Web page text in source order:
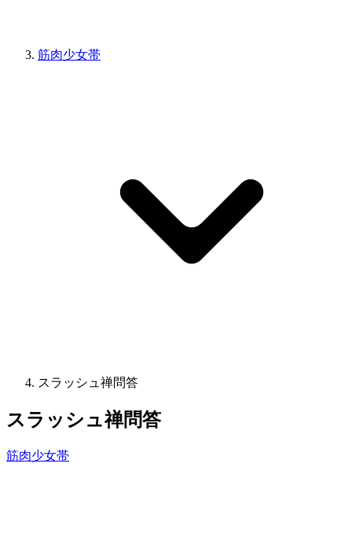
筋肉少女帯
スラッシュ禅問答
スラッシュ禅問答
筋肉少女帯